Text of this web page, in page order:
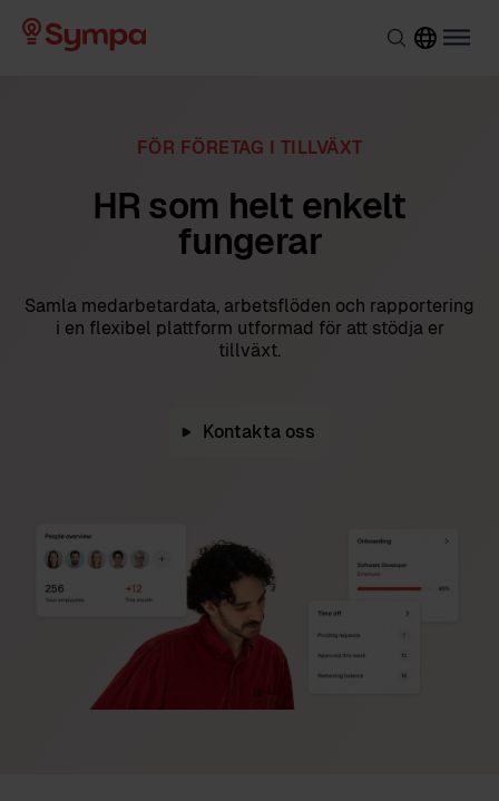
FÖR FÖRETAG I TILLVÄXT
HR som helt enkelt
fungerar
Samla medarbetardata, arbetsflöden och rapportering
i en flexibel plattform utformad för att stödja er
tillväxt.
Kontakta oss